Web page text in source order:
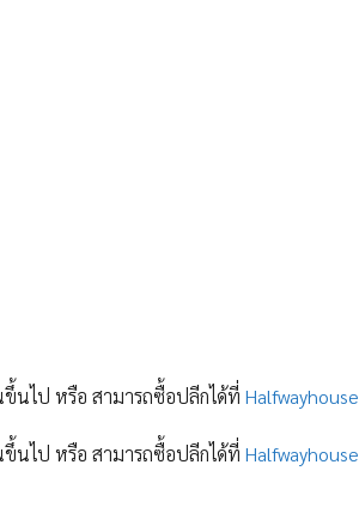
นไป หรือ สามารถซื้อปลีกได้ที่Halfwayhouse
นไป หรือ สามารถซื้อปลีกได้ที่Halfwayhouse